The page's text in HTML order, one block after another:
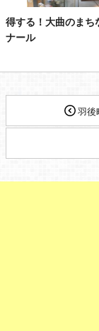
得する！大曲のまち
ナール
羽後